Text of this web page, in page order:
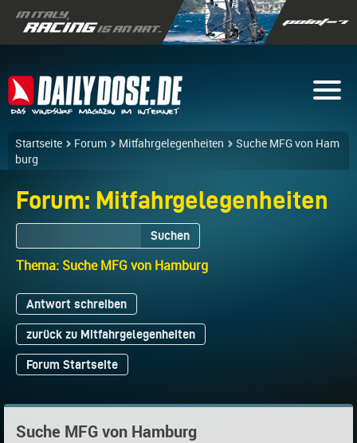
Startseite Forum Mitfahrgelegenheiten
Suche MFG von Ham
burg
Forum: Mitfahrgelegenheiten
Suchen
Thema: Suche MFG von Hamburg
Antwort schreiben
zurück zu Mitfahrgelegenheiten
Forum Startseite
Suche MFG von Hamburg